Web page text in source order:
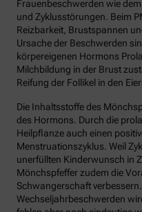
Frauenbeschwerden wie
und Zyklusstörungen. Beim
Reizbarkeit, Brustspannen
Ursache der Beschwerden
körpereigenen Hormons
Milchbildung in der Brust
Reifung der Follikel in den
Die Inhaltsstoffe des
des Hormons. Durch die
Heilpflanze auch einen
Menstruationszyklus. Weil
unerfüllten Kinderwunsch in
Mönchspfeffer zudem die
Schwangerschaft
Wechseljahrbeschwerden